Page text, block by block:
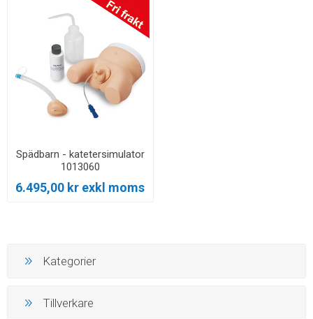
Spädbarn - katetersimulator
1013060
6.495,00 kr exkl moms
Kategorier
Tillverkare